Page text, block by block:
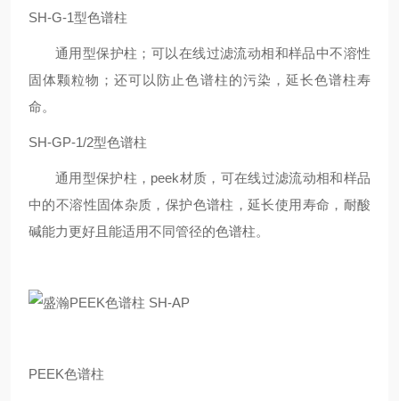
SH-G-1型色谱柱
通用型保护柱；可以在线过滤流动相和样品中不溶性
固体颗粒物；还可以防止色谱柱的污染，延长色谱柱寿
命。
SH-GP-1/2型色谱柱
通用型保护柱，peek材质，可在线过滤流动相和样品
中的不溶性固体杂质，保护色谱柱，延长使用寿命，耐酸
碱能力更好且能适用不同管径的色谱柱。
PEEK色谱柱